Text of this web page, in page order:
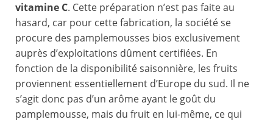
vitamine C. Cette préparation n’est pas faite au
hasard, car pour cette fabrication, la société se
procure des pamplemousses bios exclusivement
auprès d’exploitations dûment certifiées. En
fonction de la disponibilité saisonnière, les fruits
proviennent essentiellement d’Europe du sud. Il ne
s’agit donc pas d’un arôme ayant le goût du
pamplemousse, mais du fruit en lui-même, ce qui